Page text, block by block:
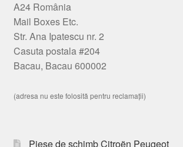
A24 România
Mail Boxes Etc.
Str. Ana Ipatescu nr. 2
Casuta postala #204
Bacau, Bacau 600002
(adresa nu este folosită pentru reclamații)
Piese de schimb Citroën Peugeot